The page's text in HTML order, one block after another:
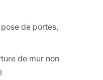
pose de portes,
de mur non